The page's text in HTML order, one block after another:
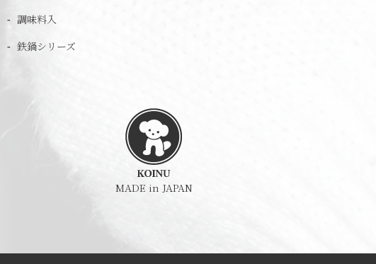
調味料入
鉄鍋シリーズ
MADE in JAPAN